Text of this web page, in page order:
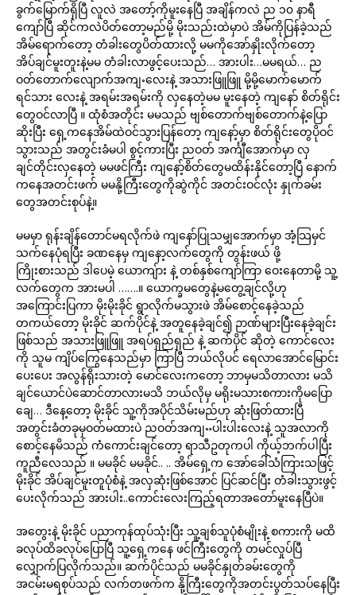
ခွက်မြောက်ရှိပြီ လူလဲ အတော့်ကိုမူးနေပြီ အချိန်ကလဲ ည ၁၀ နာရီ
ကျော်ပြီ ဆိုင်ကလဲပိတ်တော့မည်မို့ မိုးသည်းထဲမှာပဲ အိမ်ကိုပြန်ခဲ့သည်
အိမ်ရောက်တော့ တံခါးတွေပိတ်ထားလို့ မမကိုအော်နှိုးလိုက်တော့
အိပ်ချင်မူးတူးနဲ့မမ တံခါးလာဖွင့်ပေးသည်… အားပါး…မမရယ်… ည
ဝတ်တောက်လျောက်အကျႋလေးနဲ့ အသားဖြူဖြူ မို့မို့မောက်မောက်
ရင်သား လေးနဲ့ အရမ်းအရမ်းကို လှနေတဲ့မမ မူးနေတဲ့ ကျနော် စိတ်ရိုင်း
တွေဝင်လာပြီ ။ ထုံစံအတိုင်း မမသည် ဗျစ်တောက်ဗျစ်တောက်နဲ့ပြော
ဆိုးပြီး ရှေ့ကနေအိမ်ထဲဝင်သွားပြန်တော့ ကျနော့်မှာ စိတ်ရိုင်းတွေပိုဝင်
သွားသည် အတွင်းခံမပါ စွင့်ကားပြီး ညဝတ် အင်္ကျီအောက်မှာ လှ
ချင်တိုင်းလှနေတဲ့ မမဖင်ကြီး ကျနော့်စိတ်တွေမထိန်းနိုင်တော့ပြီ နောက်
ကနေအတင်းဖက် မမနို့ကြီးတွေကိုဆွဲကိုင် အတင်းဝင်လုံး နှုက်ခမ်း
တွေအတင်းစုပ်နဲ့။
မမမှာ ရုန်းချိန်တောင်မရလိုက်ဖဲ ကျနော်ပြုသမျှအောက်မှာ အံ့သြမှင်
သက်နေပုံရပြီး ခဏနေမှ ကျနော့လက်တွေကို တွန်းဖယ် ဖို့
ကြိုးစားသည် ဒါပေမဲ့ ယောကျ်ား နဲ့ တစ်နှစ်ကျော်ကြာ ဝေးနေတာမို့ သူ့
လက်တွေက အားမပါ …….။ ယောက္ခမတွေနဲ့မတွေ့ချင်လို့ဟု
အကြောင်းပြကာ မိုးမိုးခိုင် ရွာလိုက်မသွားဖဲ အိမ်စောင့်နေခဲ့သည်
တကယ်တော့ မိုးခိုင် ဆက်ပိုင်နဲ့ အတူနေခဲ့ချင်၍ ဉာဏ်များပြီးနေခဲ့ချင်း
ဖြစ်သည် အသားဖြူဖြူ အရပ်ရှည်ရှည် နဲ့ ဆက်ပိုင် ဆိုတဲ့ ကောင်လေး
ကို သူမ ကျိပ်ကြွေနေသည်မှာ ကြာပြီ ဘယ်လိုပင် ရေလာအောင်မြောင်း
ပေးပေး အလွန်ရိုးသားတဲ့ မောင်လေးကတော့ ဘာမှမသိတာလား မသိ
ချင်ယောင်ပဲဆောင်တာလားမသိ ဘယ်လိုမှ မရိုးမသားစကားကိုမပြော
ချေ… ဒီနေ့တော့ မိုးခိုင် သူ့ကိုအပိုင်သိမ်းမည်ဟု ဆုံးဖြတ်ထားပြီ
အတွင်းခံတခုမှဝတ်မထားပဲ ညဝတ်အကျႌပါးပါးလေးနဲ့ သူအလာကို
စောင့်နေမိသည် ကံကောင်းချင်တော့ ရာသီဥတုကပါ ကိုယ့်ဘက်ပါပြီး
ကူညီလေသည် ။ မမခိုင် မမခိုင်.. .. အိမ်ရှေ့က အော်ခေါ်သံကြားသဖြင့်
မိုးခိုင် အိပ်ချင်မူးတူပုံစံနဲ့ အလှဆုံးဖြစ်အောင် ပြင်ဆင်ပြီး တံခါးသွားဖွင့်
ပေးလိုက်သည် အားပါး..ကောင်းလေးကြည့်ရတာအတော်မူးနေပြီပဲ။
အတွေးနဲ့ မိုးခိုင် ပညာကုန်ထုပ်သုံးပြီး သူ့ချစ်သူပုံစံမျိုးနဲ့ စကားကို မထိ
ခလုပ်ထိခလုပ်ပြောပြီ သူ့ရှေ့ကနေ ဖင်ကြီးတွေကို တမင်လှုပ်ပြီ
လျှောက်ပြလိုက်သည်။ ဆက်ပိုင်သည် မမခိုင်နှုတ်ခမ်းတွေကို
အငမ်းမရစုပ်သည် လက်တဖက်က နို့ကြီးတွေကိုအတင်းပွတ်သပ်နေပြီး